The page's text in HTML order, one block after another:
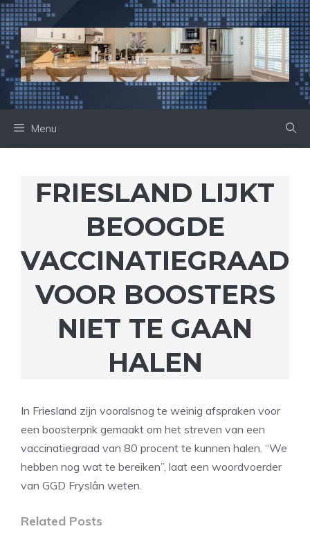
Ga
naar
de
inhoud
Menu
FRIESLAND LIJKT
BEOOGDE
VACCINATIEGRAAD
VOOR BOOSTERS
NIET TE GAAN
HALEN
In Friesland zijn vooralsnog te weinig afspraken voor
een boosterprik gemaakt om het streven van een
vaccinatiegraad van 80 procent te kunnen halen. “We
hebben nog wat te bereiken”, laat een woordvoerder
van GGD Fryslân weten.
Related Posts